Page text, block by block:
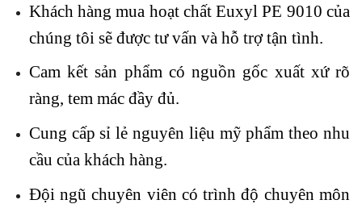
Khách hàng mua hoạt chất Euxyl PE 9010 của
chúng tôi sẽ được tư vấn và hỗ trợ tận tình.
Cam kết sản phẩm có nguồn gốc xuất xứ rõ
ràng, tem mác đầy đủ.
Cung cấp sỉ lẻ nguyên liệu mỹ phẩm theo nhu
cầu của khách hàng.
Đội ngũ chuyên viên có trình độ chuyên môn